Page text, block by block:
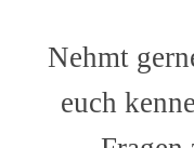
Nehmt
euch